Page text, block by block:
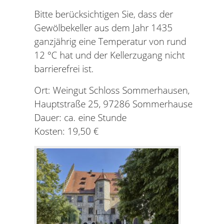
Bitte berücksichtigen Sie, dass der
Gewölbekeller aus dem Jahr 1435
ganzjährig eine Temperatur von rund
12 °C hat und der Kellerzugang nicht
barrierefrei ist.
Ort: Weingut Schloss Sommerhausen,
Hauptstraße 25, 97286 Sommerhausen
Dauer: ca. eine Stunde
Kosten: 19,50 €